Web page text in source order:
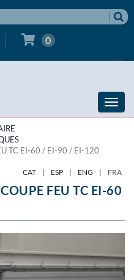
0
Toggle
TC EI-60 / EI-90 / EI-120
CAT | ESP | ENG | FRA
FEU TC EI-60